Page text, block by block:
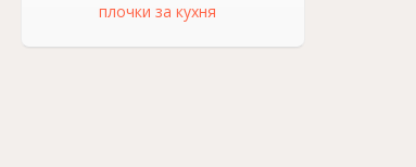
плочки за кухня